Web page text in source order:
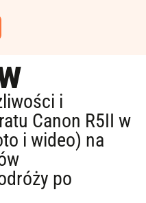
i
Canon R5II w
i wideo) na
po